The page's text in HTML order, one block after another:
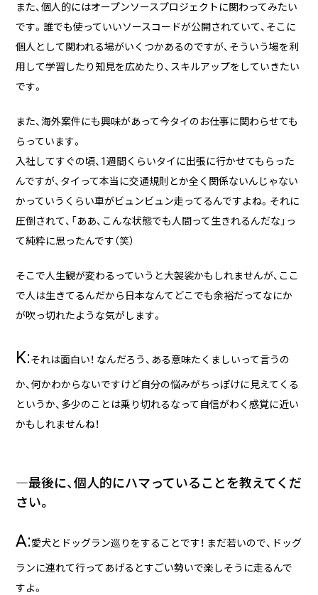
また、個人的にはオープンソースプロジェクトに関わってみたい
です。誰でも使っていいソースコードが公開されていて、そこに
個人として関われる場がいくつかあるのですが、そういう場を利
用して学習したり知見を広めたり、スキルアップをしていきたい
です。
また、海外案件にも興味があって今タイのお仕事に関わらせても
らっています。
入社してすぐの頃、1週間くらいタイに出張に行かせてもらった
んですが、タイって本当に交通規則とか全く関係ないんじゃない
かっていうくらい車がビュンビュン走ってるんですよね。それに
圧倒されて、「ああ、こんな状態でも人間って生きれるんだな」っ
て純粋に思ったんです（笑）
そこで人生観が変わるっていうと大袈裟かもしれませんが、ここ
で人は生きてるんだから日本なんてどこでも余裕だってなにか
が吹っ切れたような気がします。
K:それは面白い！ なんだろう、ある意味たくましいって言うの
か、何かわからないですけど自分の悩みがちっぽけに見えてくる
というか、多少のことは乗り切れるなって自信がわく感覚に近い
かもしれませんね！
―最後に、個人的にハマっていることを教えてくだ
さい。
A:愛犬とドッグラン巡りをすることです！ まだ若いので、ドッグ
ランに連れて行ってあげるとすごい勢いで楽しそうに走るんで
すよ。